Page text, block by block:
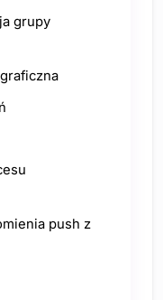
grupy
push z